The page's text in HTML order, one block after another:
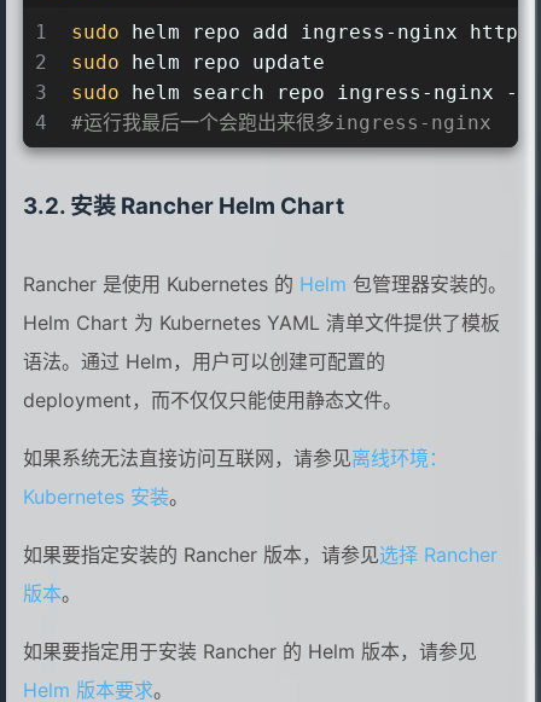
1
2
3
4
sudo helm repo add ingress-nginx
sudo helm repo update
sudo helm search repo ingress-nginx -l
#运行我最后一个会跑出来很多ingress-nginx
安装 Rancher Helm Chart
Rancher 是使用 Kubernetes 的 Helm 包管理器安装的。
Helm Chart 为 Kubernetes YAML 清单文件提供了模板
语法。通过 Helm，用户可以创建可配置的
deployment，而不仅仅只能使用静态文件。
如果系统无法直接访问互联网，请参见离线环境：
Kubernetes 安装。
如果要指定安装的 Rancher 版本，请参见选择 Rancher
版本。
如果要指定用于安装 Rancher 的 Helm 版本，请参见
Helm 版本要求。